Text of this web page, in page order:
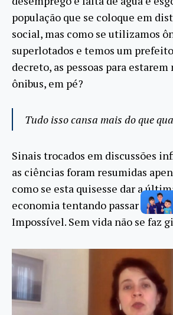
população que se coloque em
social, mas como se utilizamos
superlotados e temos um
decreto, as pessoas para estarem
ônibus, em pé?
Tudo isso cansa mais do que
Sinais trocados em discussões
as ciências foram resumidas
como se esta quisesse dar a
economia tentando passar à
Impossível. Sem vida não se faz